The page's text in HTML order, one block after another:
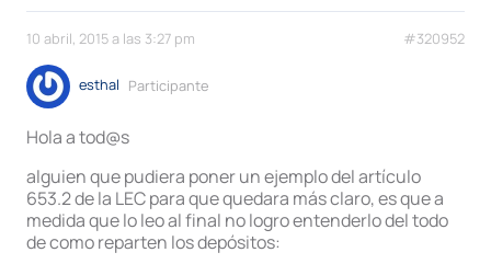
10 abril, 2015 a las 3:27 pm #320952
esthal Participante
Hola a tod@s
alguien que pudiera poner un ejemplo del artículo
653.2 de la LEC para que quedara más claro, es que a
medida que lo leo al final no logro entenderlo del todo
de como reparten los depósitos: